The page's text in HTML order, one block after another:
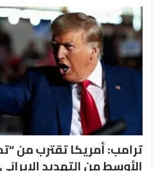
ترامب: أمريكا تقترب من
الأوسط من التهديد